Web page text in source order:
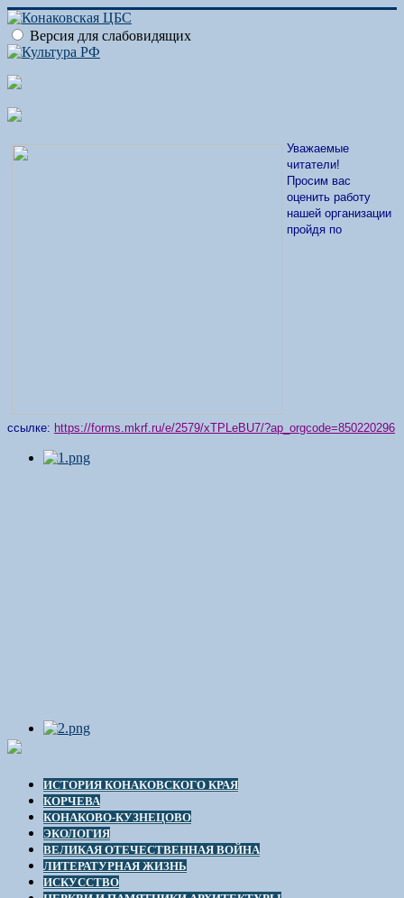
Версия для слабовидящих
Уважаемые
читатели!
Просим вас
оценить работу
нашей организации
пройдя по
ссылке: https://forms.mkrf.ru/e/2579/xTPLeBU7/?ap_orgcode=850220296
ИСТОРИЯ КОНАКОВСКОГО КРАЯ
КОРЧЕВА
КОНАКОВО-КУЗНЕЦОВО
ЭКОЛОГИЯ
ВЕЛИКАЯ ОТЕЧЕСТВЕННАЯ ВОЙНА
ЛИТЕРАТУРНАЯ ЖИЗНЬ
ИСКУССТВО